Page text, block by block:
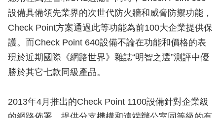
設備具備領先業界的次世代防火牆和威脅防禦功能，
Check Point方案通過此等功能為前100大企業提供保
護。而Check Point 640設備不論在功能和價格的表
現於近期國際《網路世界》雜誌“明智之選”測評中優
勝於其它七款同級產品。
2013年4月推出的Check Point 1100設備針對企業級